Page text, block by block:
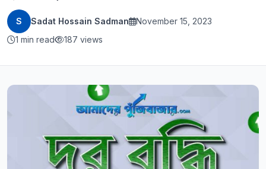
S Sadat Hossain Sadman
November 15, 2023
1 min read
187 views